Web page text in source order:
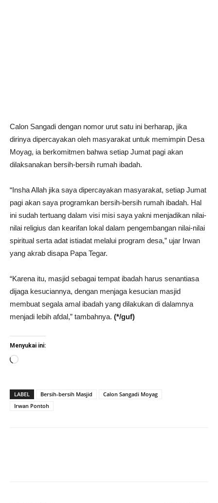
Calon Sangadi dengan nomor urut satu ini berharap, jika
dirinya dipercayakan oleh masyarakat untuk memimpin Desa
Moyag, ia berkomitmen bahwa setiap Jumat pagi akan
dilaksanakan bersih-bersih rumah ibadah.
“Insha Allah jika saya dipercayakan masyarakat, setiap Jumat
pagi akan saya programkan bersih-bersih rumah ibadah. Hal
ini sudah tertuang dalam visi misi saya yakni menjadikan nilai-
nilai religius dan kearifan lokal dalam pengembangan nilai-nilai
spiritual serta adat istiadat melalui program desa,” ujar Irwan
yang akrab disapa Papa Tegar.
“Karena itu, masjid sebagai tempat ibadah harus senantiasa
dijaga kesuciannya, dengan menjaga kesucian masjid
membuat segala amal ibadah yang dilakukan di dalamnya
menjadi lebih afdal,” tambahnya. (*/guf)
Menyukai ini:
Memuat...
LABEL Bersih-bersih Masjid
Calon Sangadi Moyag
Irwan Pontoh